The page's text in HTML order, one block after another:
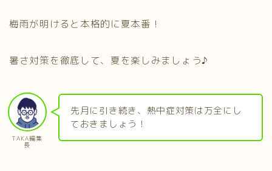
梅雨が明けると本格的に夏本番！
暑さ対策を徹底して、夏を楽しみましょう♪
TAKA編集
長
先月に引き続き、熱中症対策は万全にし
ておきましょう！